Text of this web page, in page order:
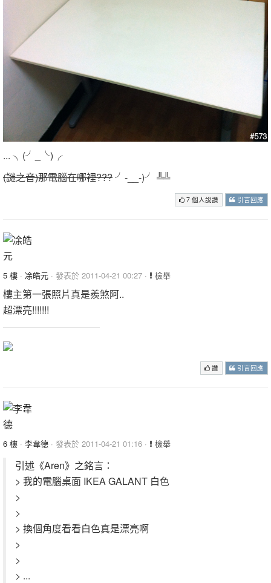
... ╮(╯_╰)╭
(謎之音)那電腦在哪裡???╯-__-)╯ ╩╩
7 個人說讚 引言回應
5 樓 · 凃皓元 · 發表於 2011-04-21 00:27 · 檢舉
樓主第一張照片真是羨煞阿..
超漂亮!!!!!!!
讚 引言回應
6 樓 · 李韋德 · 發表於 2011-04-21 01:16 · 檢舉
引述《Aren》之銘言：
> 我的電腦桌面 IKEA GALANT 白色
>
>
> 換個角度看看白色真是漂亮啊
>
>
> ...